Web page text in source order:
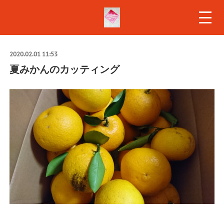
2020.02.01 11:53
夏みかんのカッティング